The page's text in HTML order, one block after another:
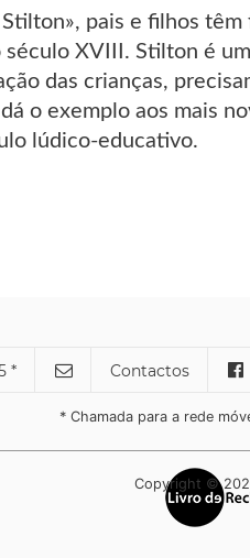
pais e filhos têm
século XVIII. Stilton é
das crianças,
o exemplo aos mais
lúdico-educativo.
* Contactos
* Chamada para a rede
Copyright ©